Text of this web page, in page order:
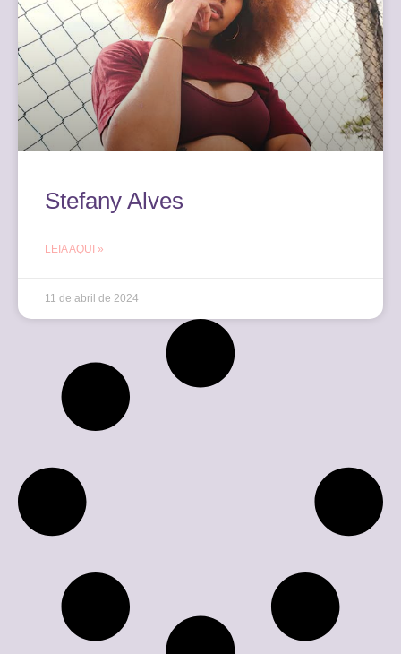
Stefany Alves
LEIA AQUI »
11 de abril de 2024